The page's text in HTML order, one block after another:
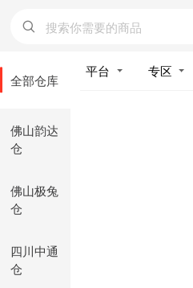
全部仓库
佛山韵达
仓
佛山极兔
仓
四川中通
仓